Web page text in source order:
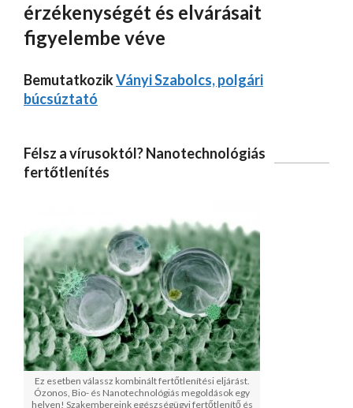
érzékenységét és elvárásait
figyelembe véve
BemutatkozikVányi Szabolcs, polgári
búcsúztató
Félsz a vírusoktól? Nanotechnológiás
fertőtlenítés
Ez esetben válassz kombinált fertőtlenítési eljárást.
Ózonos, Bio- és Nanotechnológiás megoldások egy
helyen! Szakembereink egészségügyi fertőtlenítő és